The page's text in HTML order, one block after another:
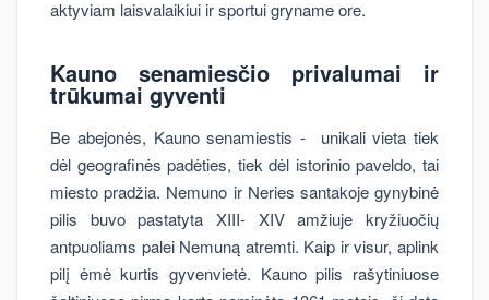
aktyviam laisvalaikiui ir sportui gryname ore.
Kauno senamiesčio privalumai ir
trūkumai gyventi
Be abejonės, Kauno senamiestis - unikali vieta tiek
dėl geografinės padėties, tiek dėl istorinio paveldo, tai
miesto pradžia. Nemuno ir Neries santakoje gynybinė
pilis buvo pastatyta XIII- XIV amžiuje kryžiuočių
antpuoliams palei Nemuną atremti. Kaip ir visur, aplink
pilį ėmė kurtis gyvenvietė. Kauno pilis rašytiniuose